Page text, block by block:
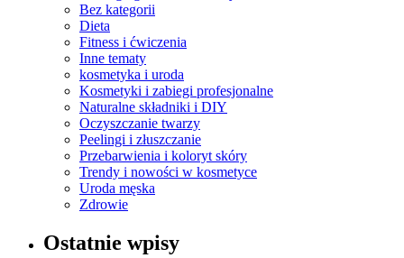
Bez kategorii
Dieta
Fitness i ćwiczenia
Inne tematy
kosmetyka i uroda
Kosmetyki i zabiegi profesjonalne
Naturalne składniki i DIY
Oczyszczanie twarzy
Peelingi i złuszczanie
Przebarwienia i koloryt skóry
Trendy i nowości w kosmetyce
Uroda męska
Zdrowie
Ostatnie wpisy